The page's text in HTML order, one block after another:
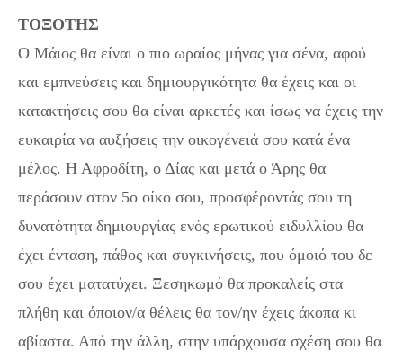
ΤΟΞΟΤΗΣ
Ο Μάιος θα είναι ο πιο ωραίος μήνας για σένα, αφού
και εμπνεύσεις και δημιουργικότητα θα έχεις και οι
κατακτήσεις σου θα είναι αρκετές και ίσως να έχεις την
ευκαιρία να αυξήσεις την οικογένειά σου κατά ένα
μέλος. Η Αφροδίτη, ο Δίας και μετά ο Άρης θα
περάσουν στον 5ο οίκο σου, προσφέροντάς σου τη
δυνατότητα δημιουργίας ενός ερωτικού ειδυλλίου θα
έχει ένταση, πάθος και συγκινήσεις, που όμοιό του δε
σου έχει ματατύχει. Ξεσηκωμό θα προκαλείς στα
πλήθη και όποιον/α θέλεις θα τον/ην έχεις άκοπα κι
αβίαστα. Από την άλλη, στην υπάρχουσα σχέση σου θα